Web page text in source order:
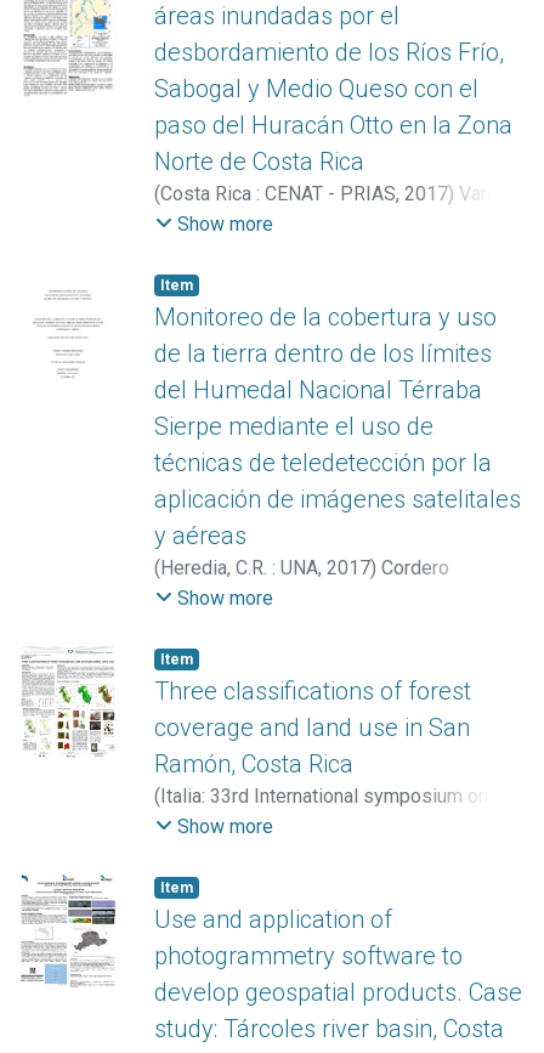
áreas inundadas por el
desbordamiento de los Ríos Frío,
Sabogal y Medio Queso con el
paso del Huracán Otto en la Zona
Norte de Costa Rica
(Costa Rica : CENAT - PRIAS, 2017) Vargas
Bolaños, Christian
Show more
Item
Monitoreo de la cobertura y uso
de la tierra dentro de los límites
del Humedal Nacional Térraba
Sierpe mediante el uso de
técnicas de teledetección por la
aplicación de imágenes satelitales
y aéreas
(Heredia, C.R. : UNA, 2017) Cordero
Hernández, Yendry
Show more
Item
Three classifications of forest
coverage and land use in San
Ramón, Costa Rica
(Italia: 33rd International symposium on
remote sensing of environment
Christian
Show more
Item
Use and application of
photogrammetry software to
develop geospatial products. Case
study: Tárcoles river basin, Costa